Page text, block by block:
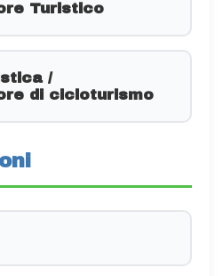
Turistico
/
di cicloturismo